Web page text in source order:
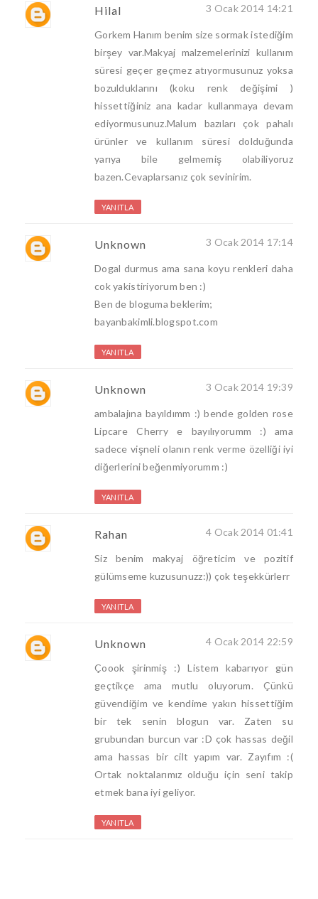
Hilal 3 Ocak 2014 14:21
Gorkem Hanım benim size sormak istediğim
birşey var.Makyaj malzemelerinizi kullanım
süresi geçer geçmez atıyormusunuz yoksa
bozulduklarını (koku renk değişimi )
hissettiğiniz ana kadar kullanmaya devam
ediyormusunuz.Malum bazıları çok pahalı
ürünler ve kullanım süresi dolduğunda
yarıya bile gelmemiş olabiliyoruz
bazen.Cevaplarsanız çok sevinirim.
YANITLA
Unknown 3 Ocak 2014 17:14
Dogal durmus ama sana koyu renkleri daha
cok yakistiriyorum ben :)
Ben de bloguma beklerim;
bayanbakimli.blogspot.com
YANITLA
Unknown 3 Ocak 2014 19:39
ambalajına bayıldımm :) bende golden rose
Lipcare Cherry e bayılıyorumm :) ama
sadece vişneli olanın renk verme özelliği iyi
diğerlerini beğenmiyorumm :)
YANITLA
Rahan 4 Ocak 2014 01:41
Siz benim makyaj öğreticim ve pozitif
gülümseme kuzusunuzz:)) çok teşekkürlerr
YANITLA
Unknown 4 Ocak 2014 22:59
Çoook şirinmiş :) Listem kabarıyor gün
geçtikçe ama mutlu oluyorum. Çünkü
güvendiğim ve kendime yakın hissettiğim
bir tek senin blogun var. Zaten su
grubundan burcun var :D çok hassas değil
ama hassas bir cilt yapım var. Zayıfım :(
Ortak noktalarımız olduğu için seni takip
etmek bana iyi geliyor.
YANITLA